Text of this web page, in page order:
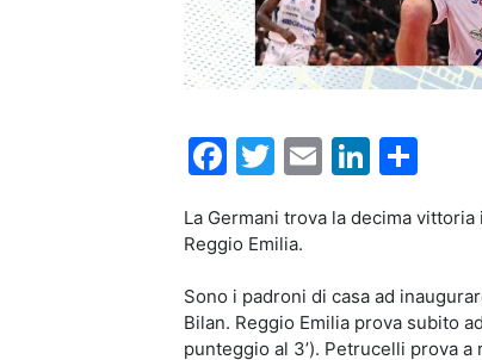
Facebook
Twitter
Email
La Germani trova la decima
Reggio Emilia.
Sono i padroni di casa ad
Bilan. Reggio Emilia prova subito
punteggio al 3’). Petrucelli prova